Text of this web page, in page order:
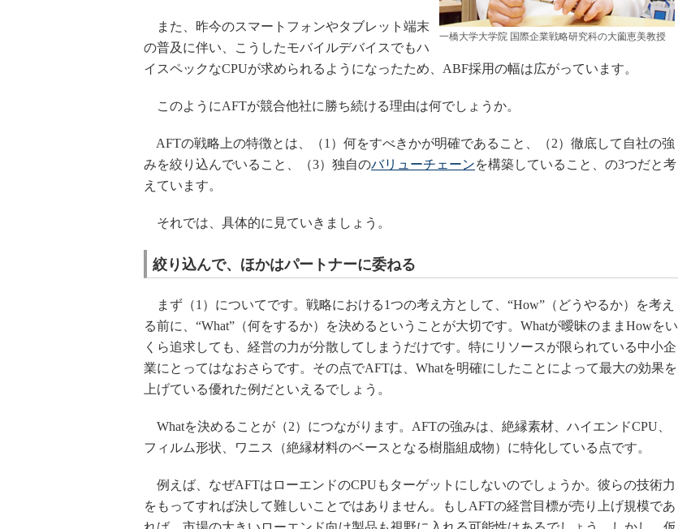
一橋大学大学院 国際企業戦略研究科の大薗恵美教授
また、昨今のスマートフォンやタブレット端末
の普及に伴い、こうしたモバイルデバイスでもハ
イスペックなCPUが求められるようになったため、ABF採用の幅は広がっています。
このようにAFTが競合他社に勝ち続ける理由は何でしょうか。
AFTの戦略上の特徴とは、（1）何をすべきかが明確であること、（2）徹底して自社の強
みを絞り込んでいること、（3）独自のバリューチェーンを構築していること、の3つだと考
えています。
それでは、具体的に見ていきましょう。
絞り込んで、ほかはパートナーに委ねる
まず（1）についてです。戦略における1つの考え方として、“How”（どうやるか）を考え
る前に、“What”（何をするか）を決めるということが大切です。Whatが曖昧のままHowをい
くら追求しても、経営の力が分散してしまうだけです。特にリソースが限られている中小企
業にとってはなおさらです。その点でAFTは、Whatを明確にしたことによって最大の効果を
上げている優れた例だといえるでしょう。
Whatを決めることが（2）につながります。AFTの強みは、絶縁素材、ハイエンドCPU、
フィルム形状、ワニス（絶縁材料のベースとなる樹脂組成物）に特化している点です。
例えば、なぜAFTはローエンドのCPUもターゲットにしないのでしょうか。彼らの技術力
をもってすれば決して難しいことではありません。もしAFTの経営目標が売り上げ規模であ